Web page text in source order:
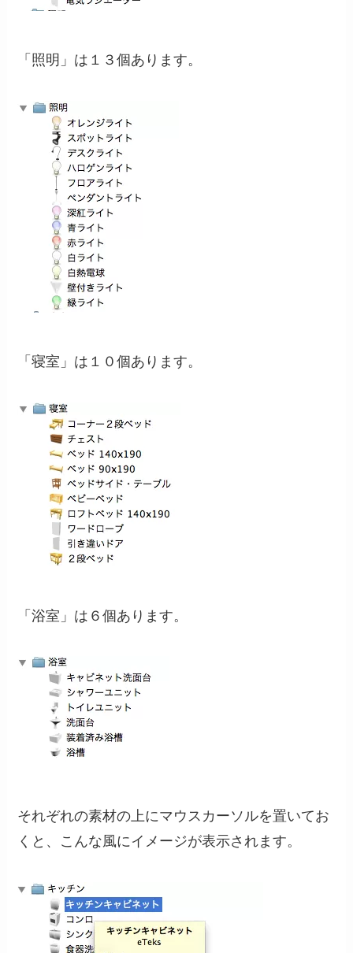
「照明」は１３個あります。
「寝室」は１０個あります。
「浴室」は６個あります。
それぞれの素材の上にマウスカーソルを置いてお
くと、こんな風にイメージが表示されます。